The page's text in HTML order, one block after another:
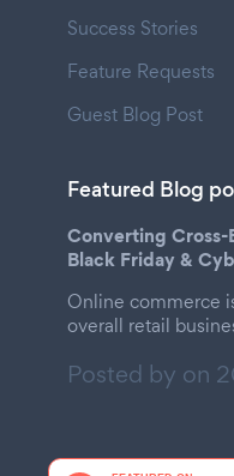
Success Stories
Feature Requests
Guest Blog Post
Featured Blog
Converting Cross-
Black Friday &
Online commerce
overall retail
Posted by on